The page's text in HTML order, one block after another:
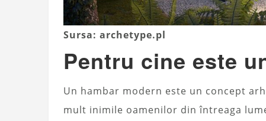
Sursa: archetype.pl
Pentru cine este
Un hambar modern este un concept
mult inimile oamenilor din întreaga